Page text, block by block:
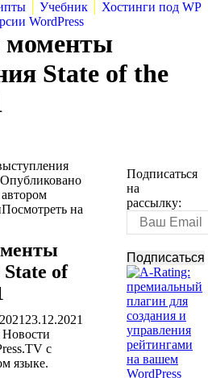
Учебник
Хостинги под WP
WordPress
моменты
State of the
на
of
Новости
с
языке.
Подписаться
на
рассылку: